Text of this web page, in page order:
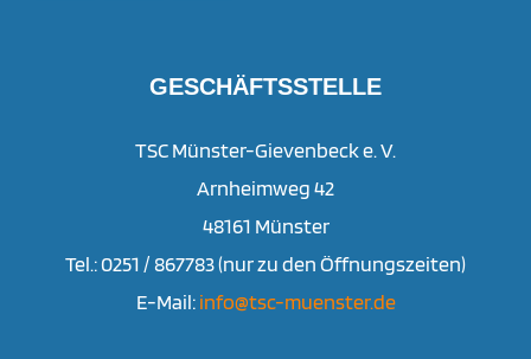
GESCHÄFTSSTELLE
TSC Münster-Gievenbeck e. V.
Arnheimweg 42
48161 Münster
Tel.: 0251 / 867783 (nur zu den Öffnungszeiten)
E-Mail:info@tsc-muenster.de